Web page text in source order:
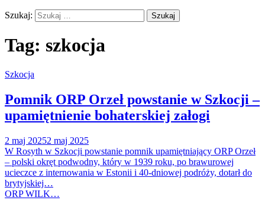
Szukaj:
Tag: szkocja
Szkocja
Pomnik ORP Orzeł powstanie w Szkocji –
upamiętnienie bohaterskiej załogi
2 maj 20252 maj 2025
W Rosyth w Szkocji powstanie pomnik upamiętniający ORP Orzeł
– polski okręt podwodny, który w 1939 roku, po brawurowej
ucieczce z internowania w Estonii i 40-dniowej podróży, dotarł do
brytyjskiej…
ORP WILK…